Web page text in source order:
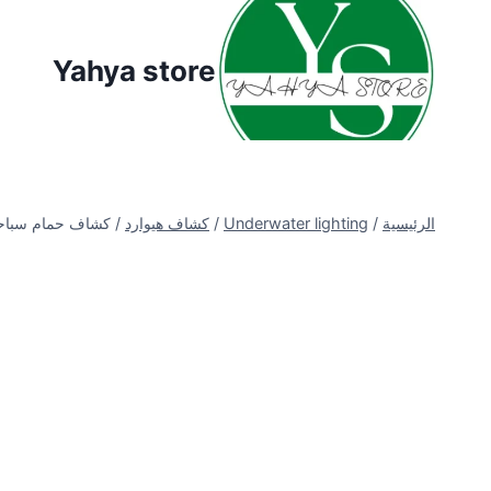
المحتوى
Yahya store
الرئيسية /
Underwater lighting
/ كشاف هيوارد / كشاف حمام